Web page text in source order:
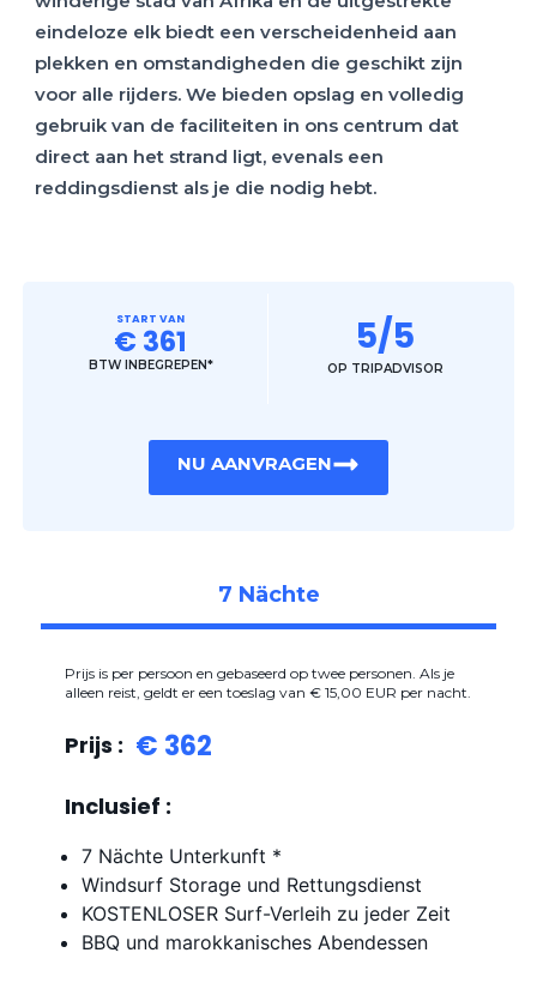
eindeloze elk biedt een verscheidenheid aan
plekken en omstandigheden die geschikt zijn
voor alle rijders. We bieden opslag en volledig
gebruik van de faciliteiten in ons centrum dat
direct aan het strand ligt, evenals een
reddingsdienst als je die nodig hebt.
START VAN
€ 361
BTW INBEGREPEN*
5/5
OP TRIPADVISOR
NU AANVRAGEN
7 Nächte
Prijs is per persoon en gebaseerd op twee personen. Als je
alleen reist, geldt er een toeslag van € 15,00 EUR per nacht.
Prijs : € 362
Inclusief :
7 Nächte Unterkunft *
Windsurf Storage und Rettungsdienst
KOSTENLOSER Surf-Verleih zu jeder Zeit
BBQ und marokkanisches Abendessen